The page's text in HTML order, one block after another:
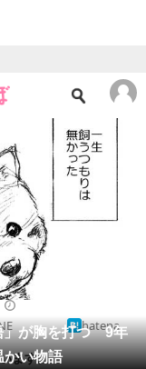
」が胸を打つ 9年
かい物語
hatena
ます。